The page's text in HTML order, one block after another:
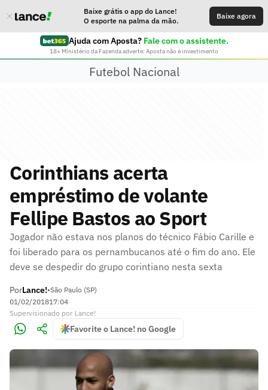
Baixe grátis o app do Lance!
O esporte na palma da mão.
Baixe agora
Ajuda com Aposta? Fale com o assistente.
18+ Ministério da Fazenda adverte: Aposta não é investimento
Futebol Nacional
Corinthians acerta
empréstimo de volante
Fellipe Bastos ao Sport
Jogador não estava nos planos do técnico Fábio Carille e
foi liberado para os pernambucanos até o fim do ano. Ele
deve se despedir do grupo corintiano nesta sexta
PorLance!•São Paulo (SP)
01/02/201817:04
Supervisionado por Lance!
Favorite o Lance! no Google